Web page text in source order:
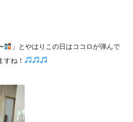
」とやはりこの日はココロが弾んで
すね！